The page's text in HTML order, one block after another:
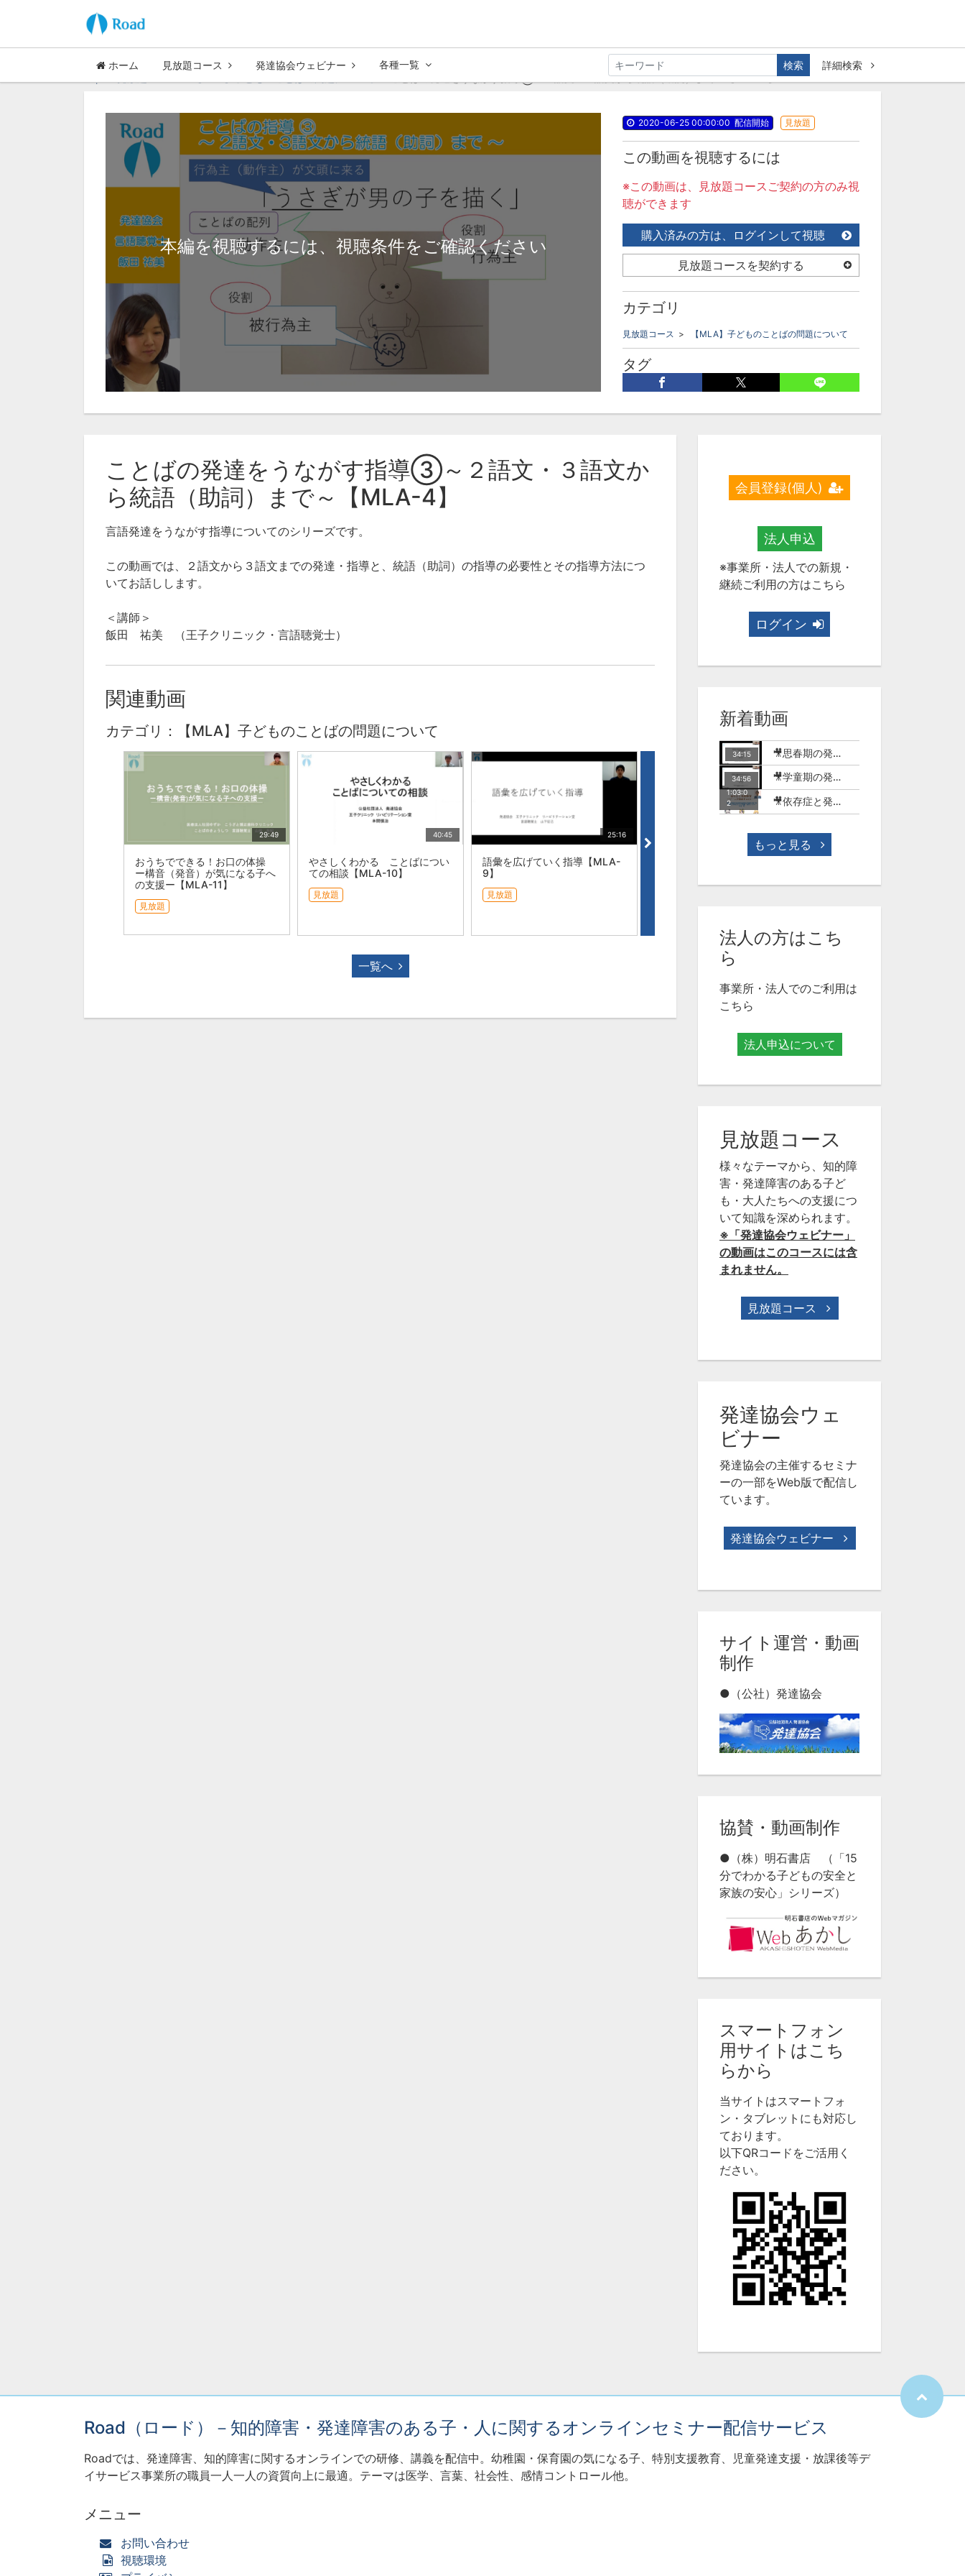
ホーム 見放題コース 発達協会ウェビナー 各種一覧 検索
詳細検索
ことばの発達をうながす指導③～２語文・３語文から統語（助詞）まで～【MLA-4】
本編を視聴するには、視聴条件をご確認ください
2020-06-25 00:00:00 配信開始 見放題
この動画を視聴するには
※この動画は、見放題コースご契約の方のみ視
聴ができます
購入済みの方は、ログインして視聴
見放題コースを契約する
カテゴリ
見放題コース > 【MLA】子どものことばの問題について
タグ
知的障害 発達障害 ことば 療育 発達支援
ことばの発達をうながす指導③～２語文・３語文か
ら統語（助詞）まで～【MLA-4】
言語発達をうながす指導についてのシリーズです。
この動画では、２語文から３語文までの発達・指導と、統語（助詞）の指導の必要性とその指導方法につ
いてお話しします。
＜講師＞
飯田 祐美 （王子クリニック・言語聴覚士）
関連動画
カテゴリ：【MLA】子どものことばの問題について
29:49
おうちでできる！お口の体操
ー構音（発音）が気になる子へ
の支援ー【MLA-11】
見放題
40:45
やさしくわかる ことばについ
ての相談【MLA-10】
見放題
25:16
語彙を広げていく指導【MLA-
9】
見放題
23:04
【MLA-7】
一覧へ
会員登録(個人)
法人申込
※事業所・法人での新規・
継続ご利用の方はこちら
ログイン
新着動画
34:15 🎥思春期の発達障害のある子どもとSNSの世界【MT-18】
34:56 🎥学童期の発達障害のある子どもとSNSやゲームの世界【MT-17】
1:03:0
2
🎥依存症と発達障害-ゲーム行動症を中心に-(今村明)【WME-10】
もっと見る
法人の方はこち
ら
事業所・法人でのご利用は
こちら
法人申込について
見放題コース
様々なテーマから、知的障
害・発達障害のある子ど
も・大人たちへの支援につ
いて知識を深められます。
※「発達協会ウェビナー」
の動画はこのコースには含
まれません。
見放題コース
発達協会ウェ
ビナー
発達協会の主催するセミナ
ーの一部をWeb版で配信し
ています。
発達協会ウェビナー
サイト運営・動画
制作
●（公社）発達協会
協賛・動画制作
●（株）明石書店 （「15
分でわかる子どもの安全と
家族の安心」シリーズ）
スマートフォン
用サイトはこち
らから
当サイトはスマートフォ
ン・タブレットにも対応し
ております。
以下QRコードをご活用く
ださい。
Road（ロード）－知的障害・発達障害のある子・人に関するオンラインセミナー配信サービス
Roadでは、発達障害、知的障害に関するオンラインでの研修、講義を配信中。幼稚園・保育園の気になる子、特別支援教育、児童発達支援・放課後等デ
イサービス事業所の職員一人一人の資質向上に最適。テーマは医学、言葉、社会性、感情コントロール他。
メニュー
お問い合わせ
視聴環境